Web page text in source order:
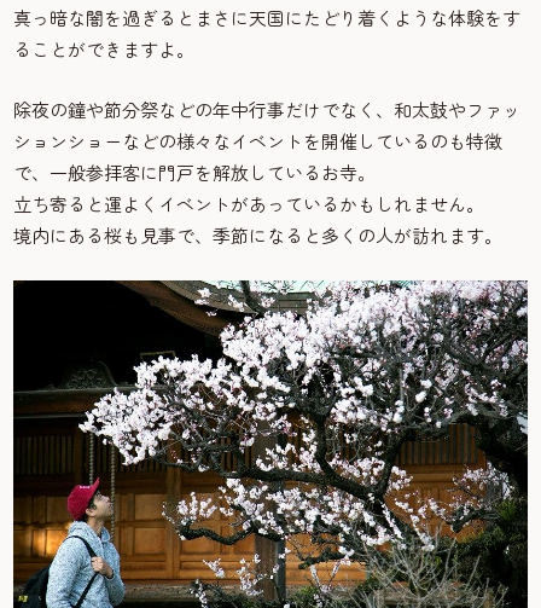
真っ暗な闇を過ぎるとまさに天国にたどり着くような体験をす
ることができますよ。
除夜の鐘や節分祭などの年中行事だけでなく、和太鼓やファッ
ションショーなどの様々なイベントを開催しているのも特徴
で、一般参拝客に門戸を解放しているお寺。
立ち寄ると運よくイベントがあっているかもしれません。
境内にある桜も見事で、季節になると多くの人が訪れます。